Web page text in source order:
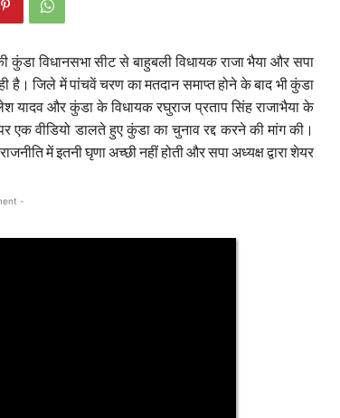
विधानसभा सीट से बाहुबली विधायक राजा भैया और सपा
है। जिले में पांचवें चरण का मतदान समाप्त होने के बाद भी कुंडा
यादव और कुंडा के विधायक रघुराज प्रताप सिंह राजाभैया के
वीडियो डालते हुए कुंडा का चुनाव रद्द करने की मांग की।
में इतनी घृणा अच्छी नहीं होती और सपा अध्यक्ष द्वारा शेयर
-